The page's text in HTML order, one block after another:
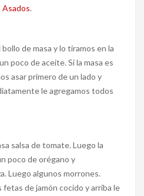
Asados.
de masa y lo tiramos en la
poco de aceite. Si la masa es
asar primero de un lado y
le agregamos todos
salsa de tomate. Luego la
poco de orégano y
Luego algunos morrones.
fetas de jamón cocido y arriba le